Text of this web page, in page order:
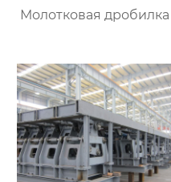
Молотковая дробилка